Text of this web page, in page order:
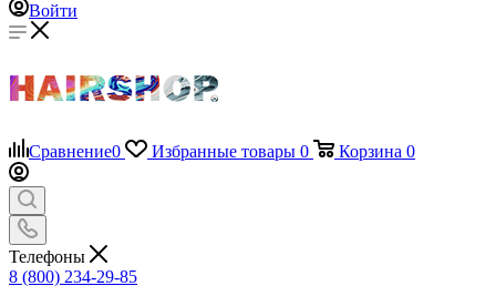
Войти
Сравнение0 Избранные товары 0 Корзина 0
Телефоны
8 (800) 234-29-85